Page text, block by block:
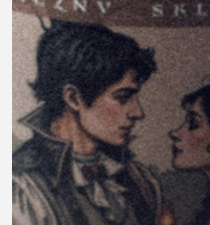
เพลง
บทความ
ข่าว
และ
กิจกรรม